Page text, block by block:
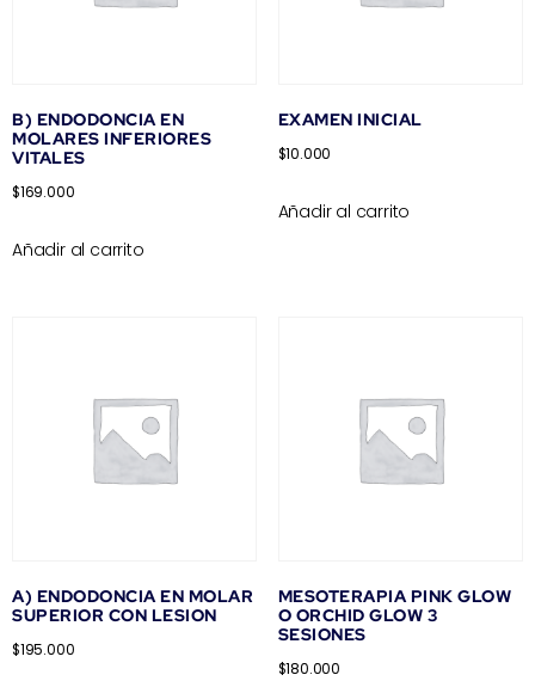
B) ENDODONCIA EN
MOLARES INFERIORES
VITALES
$169.000
Añadir al carrito
EXAMEN INICIAL
$10.000
Añadir al carrito
A) ENDODONCIA EN MOLAR
SUPERIOR CON LESION
$195.000
MESOTERAPIA PINK GLOW
O ORCHID GLOW 3
SESIONES
$180.000